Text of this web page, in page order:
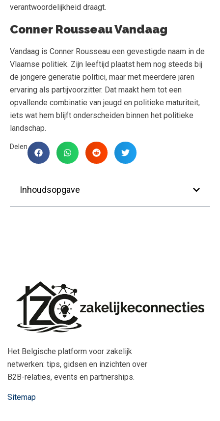
verantwoordelijkheid draagt.
Conner Rousseau Vandaag
Vandaag is Conner Rousseau een gevestigde naam in de
Vlaamse politiek. Zijn leeftijd plaatst hem nog steeds bij
de jongere generatie politici, maar met meerdere jaren
ervaring als partijvoorzitter. Dat maakt hem tot een
opvallende combinatie van jeugd en politieke maturiteit,
iets wat hem blijft onderscheiden binnen het politieke
landschap.
Delen
Inhoudsopgave
Het Belgische platform voor zakelijk
netwerken: tips, gidsen en inzichten over
B2B-relaties, events en partnerships.
Sitemap